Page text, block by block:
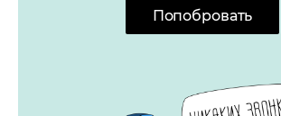
Попобровать